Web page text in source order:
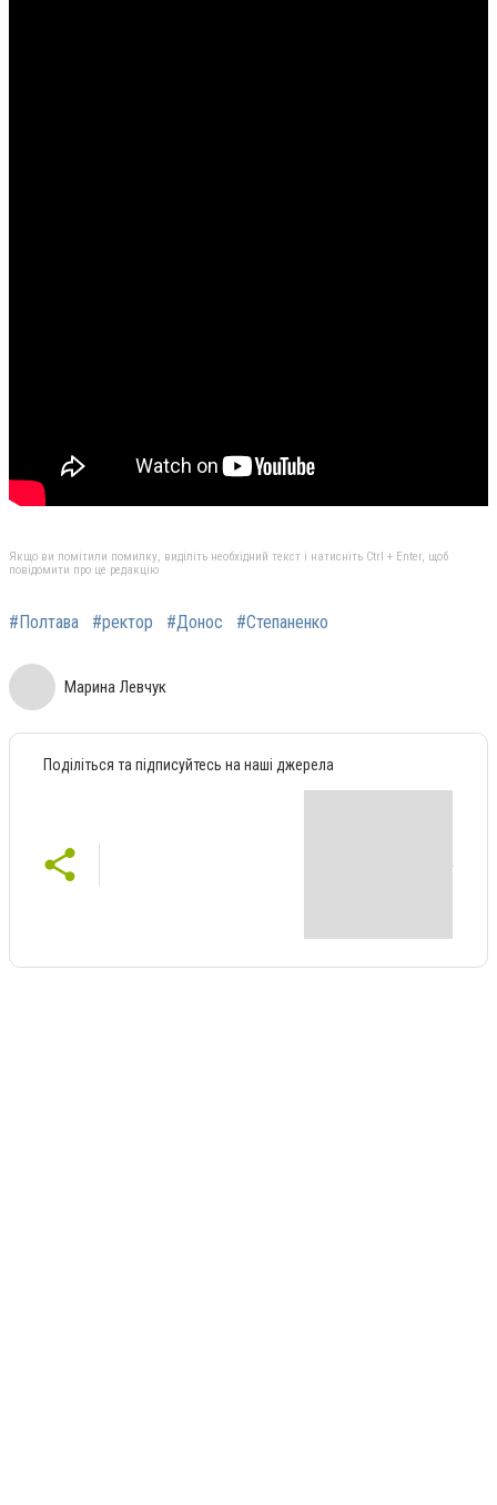
Якщо ви помітили помилку, виділіть необхідний текст і натисніть Ctrl + Enter, щоб
повідомити про це редакцію
#Полтава #ректор #Донос #Степаненко
Марина Левчук
Поділіться та підписуйтесь на наші джерела